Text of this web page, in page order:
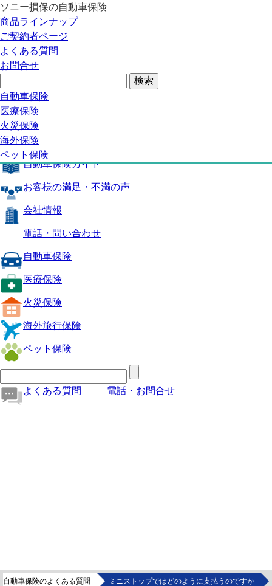
ソニー損保の自動車保険
商品ラインナップ
ご契約者ページ
よくある質問
お問合せ
自動車保険
医療保険
火災保険
海外保険
ペット保険
自動車保険トップ
商品の特長
補償内容
自動車保険ガイド
お客様の満足・不満の声
自動車保険トップ
商品の特長
補償内容
自動車保険ガイド
お客様の満足・不満の声
会社情報
電話・問い合わせ
自動車保険
医療保険
火災保険
海外旅行保険
ペット保険
よくある質問 電話・お問合せ
自動車保険のよくある質問 ミニストップではどのように支払うのですか